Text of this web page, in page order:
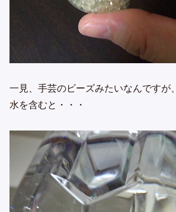
一見、手芸のビーズみたいなんですが、
水を含むと・・・